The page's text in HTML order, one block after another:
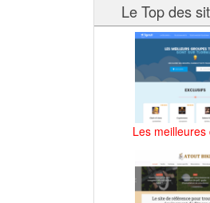
Le Top des
Les meilleures